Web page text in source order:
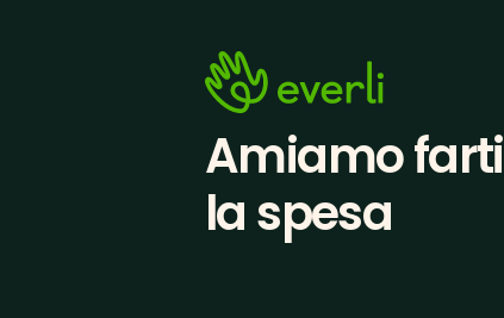
Amiamo farti
la spesa